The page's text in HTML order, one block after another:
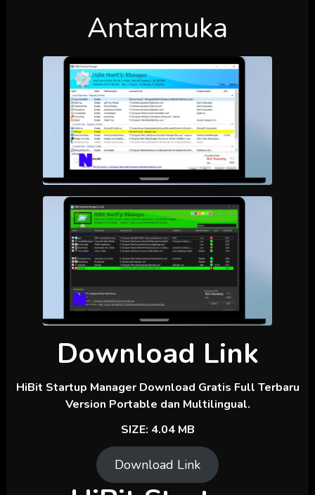
Antarmuka
Download Link
HiBit Startup Manager Download Gratis Full Terbaru
Version Portable dan Multilingual.
SIZE: 4.04 MB
Download Link